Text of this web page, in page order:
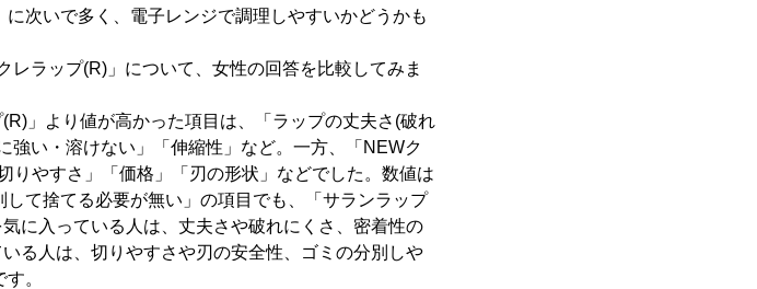
次いで多く、電子レンジで調理しやすいかどうかも
ラップ(R)」について、女性の回答を比較してみま
」より値が高かった項目は、「ラップの丈夫さ(破れ
強い・溶けない」「伸縮性」など。一方、「NEWク
りやすさ」「価格」「刃の形状」などでした。数値は
て捨てる必要が無い」の項目でも、「サランラップ
に入っている人は、丈夫さや破れにくさ、密着性の
る人は、切りやすさや刃の安全性、ゴミの分別しや
。